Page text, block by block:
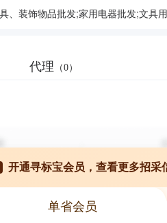
代理 （0）
开通寻标宝会员，查看更多招采
单省会员